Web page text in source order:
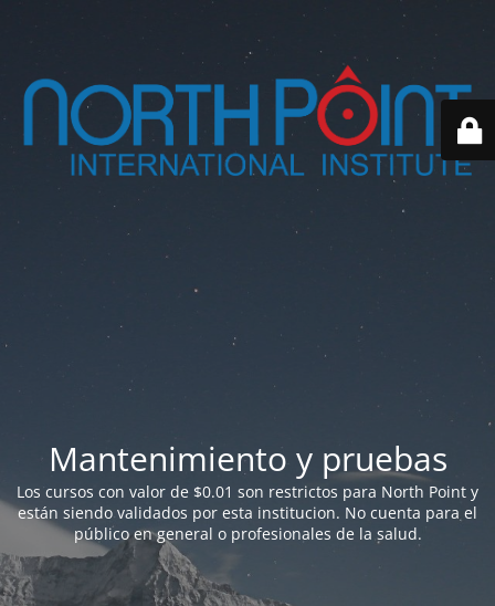
Mantenimiento y pruebas
Los cursos con valor de $0.01 son restrictos para North Point y
están siendo validados por esta institucion. No cuenta para el
público en general o profesionales de la salud.